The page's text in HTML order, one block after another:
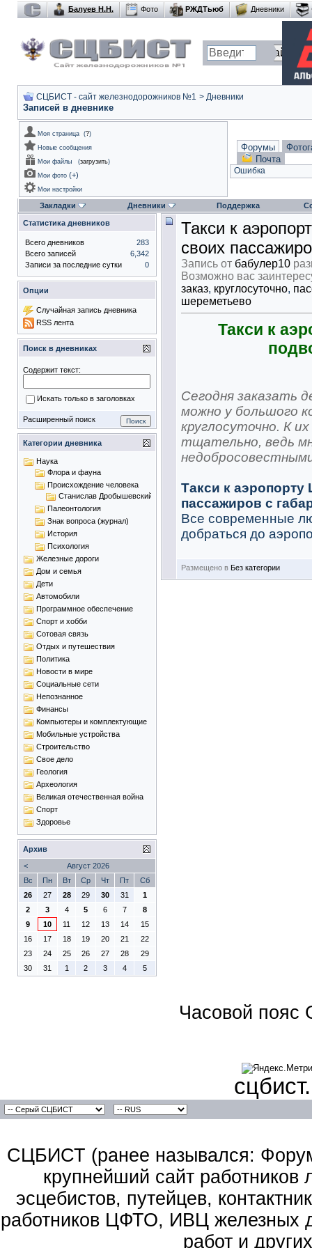
Балуев Н.Н. Фото РЖДТьюб Дневники
СЦБИСТ - сайт железнодорожников №1 > Дневники
Записей в дневнике
Моя страница (?)
Новые сообщения
Мои файлы
(загрузить)
Мои фото (+)
Мои настройки
Форумы
Почта
Ошибка
Закладки Дневники Поддержка
Такси к
своих
Запись от бабулер10
Возможно вас
заказ, круглосуточно,
шереметьево
Такси к
Сегодня заказать
можно у большого
круглосуточно. К
тщательно, ведь
Такси к
пассажиров с
Все современные
добраться до
Размещено в Без категории
Статистика дневников
Всего дневников
283
Всего записей
6,342
Записи за последние сутки
0
Опции
Случайная запись дневника
RSS лента
Поиск в дневниках
Содержит текст:
Искать только в заголовках
Расширенный поиск
Категории дневника
Наука
Флора и фауна
Происхождение человека
Станислав Дробышевский
Палеонтология
Знак вопроса (журнал)
История
Психология
Железные дороги
Дом и семья
Дети
Автомобили
Программное обеспечение
Спорт и хобби
Сотовая связь
Отдых и путешествия
Политика
Новости в мире
Социальные сети
Непознанное
Финансы
Компьютеры и комплектующие
Мобильные устройства
Строительство
Свое дело
Геология
Археология
Великая отечественная война
Спорт
Здоровье
Архив
<
Август 2026
Вс
Пн Вт Ср Чт Пт
Сб
26
27 28 29 30 31
1
2
3 4 5 6 7
8
9
10 11 12 13 14
15
16
17 18 19 20 21
22
23
24 25 26 27 28
29
30
31 1 2 3 4 5
Часовой пояс
СЦБИСТ (ранее назывался:
крупнейший сайт работников
эсцебистов, путейцев,
работников ЦФТО, ИВЦ железных
работ и